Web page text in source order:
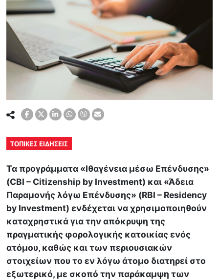
ΤΟΠΙΚΕΣ ΕΙΔΗΣΕΙΣ
Τα προγράμματα «Ιθαγένεια μέσω Επένδυσης»
(CBI – Citizenship by Investment) και «Άδεια
Παραμονής λόγω Επένδυσης» (RBI – Residency
by Investment) ενδέχεται να χρησιμοποιηθούν
καταχρηστικά για την απόκρυψη της
πραγματικής φορολογικής κατοικίας ενός
ατόμου, καθώς και των περιουσιακών
στοιχείων που το εν λόγω άτομο διατηρεί στο
εξωτερικό, με σκοπό την παράκαμψη των